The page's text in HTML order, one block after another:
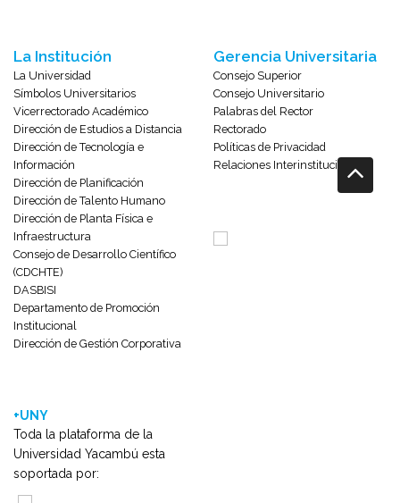
La Institución
La Universidad
Símbolos Universitarios
Vicerrectorado Académico
Dirección de Estudios a Distancia
Dirección de Tecnología e
Información
Dirección de Planificación
Dirección de Talento Humano
Dirección de Planta Física e
Infraestructura
Consejo de Desarrollo Científico
(CDCHTE)
DASBISI
Departamento de Promoción
Institucional
Dirección de Gestión Corporativa
+UNY
Toda la plataforma de la
Universidad Yacambú esta
soportada por:
Gerencia Universitaria
Consejo Superior
Consejo Universitario
Palabras del Rector
Rectorado
Políticas de Privacidad
Relaciones Interinstitucionales